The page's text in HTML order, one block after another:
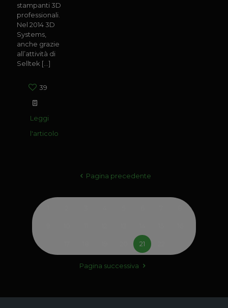
stampanti 3D
professionali.
Nel 2014 3D
Systems,
anche grazie
all’attività di
Selltek […]
39
Leggi
l'articolo
Pagina precedente
21
Pagina successiva